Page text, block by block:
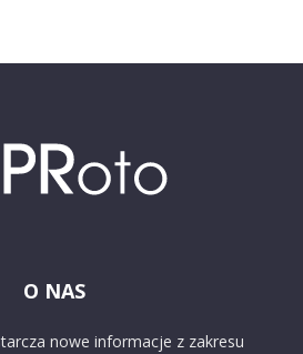
O NAS
nowe informacje z zakresu